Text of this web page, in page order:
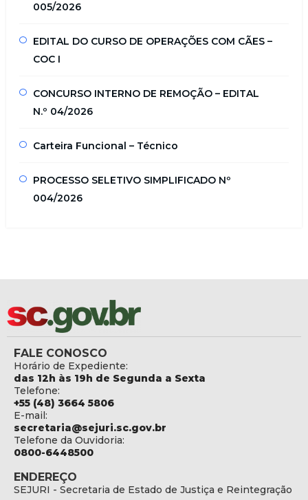
005/2026
EDITAL DO CURSO DE OPERAÇÕES COM CÃES –
COC I
CONCURSO INTERNO DE REMOÇÃO – EDITAL
N.º 04/2026
Carteira Funcional – Técnico
PROCESSO SELETIVO SIMPLIFICADO Nº
004/2026
FALE CONOSCO
Horário de Expediente:
das 12h às 19h de Segunda a Sexta
Telefone:
+55 (48) 3664 5806
E-mail:
secretaria@sejuri.sc.gov.br
Telefone da Ouvidoria:
0800-6448500
ENDEREÇO
SEJURI - Secretaria de Estado de Justiça e Reintegração